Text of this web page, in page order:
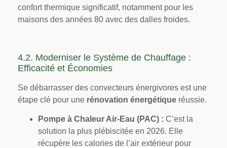
confort thermique significatif, notamment pour les
maisons des années 80 avec des dalles froides.
4.2. Moderniser le Système de Chauffage :
Efficacité et Économies
Se débarrasser des convecteurs énergivores est une
étape clé pour une rénovation énergétique réussie.
Pompe à Chaleur Air-Eau (PAC) : C’est la
solution la plus plébiscitée en 2026. Elle
récupère les calories de l’air extérieur pour